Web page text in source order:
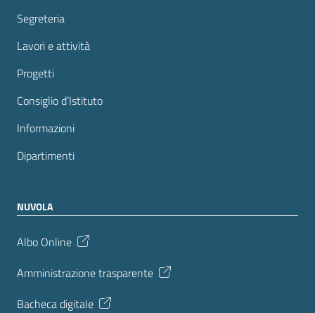
Segreteria
Lavori e attività
Progetti
Consiglio d’Istituto
Informazioni
Dipartimenti
NUVOLA
Albo Online
Amministrazione trasparente
Bacheca digitale